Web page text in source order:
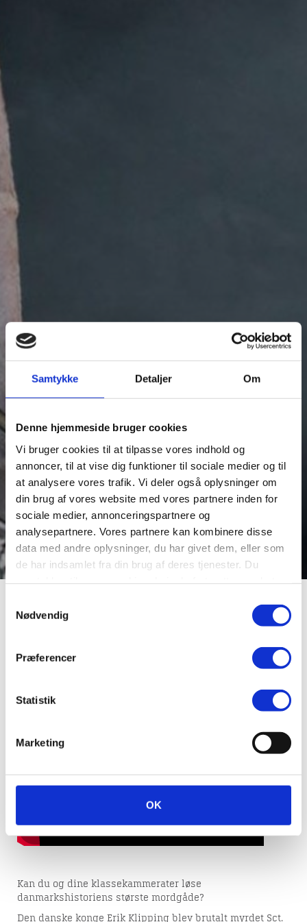
Samtykke Detaljer Om
Denne hjemmeside bruger cookies
Vi bruger cookies til at tilpasse vores indhold og
annoncer, til at vise dig funktioner til sociale medier og til
at analysere vores trafik. Vi deler også oplysninger om
din brug af vores website med vores partnere inden for
sociale medier, annonceringspartnere og
analysepartnere. Vores partnere kan kombinere disse
data med andre oplysninger, du har givet dem, eller som
de har indsamlet fra din brug af deres tjenester. Du
Nødvendig
Præferencer
Statistik
Marketing
OK
Mordgådejagt i
Kan du og dine klassekammerater løse
danmarkshistoriens største mordgåde?
Den danske konge Erik Klipping blev brutalt myrdet Sct.